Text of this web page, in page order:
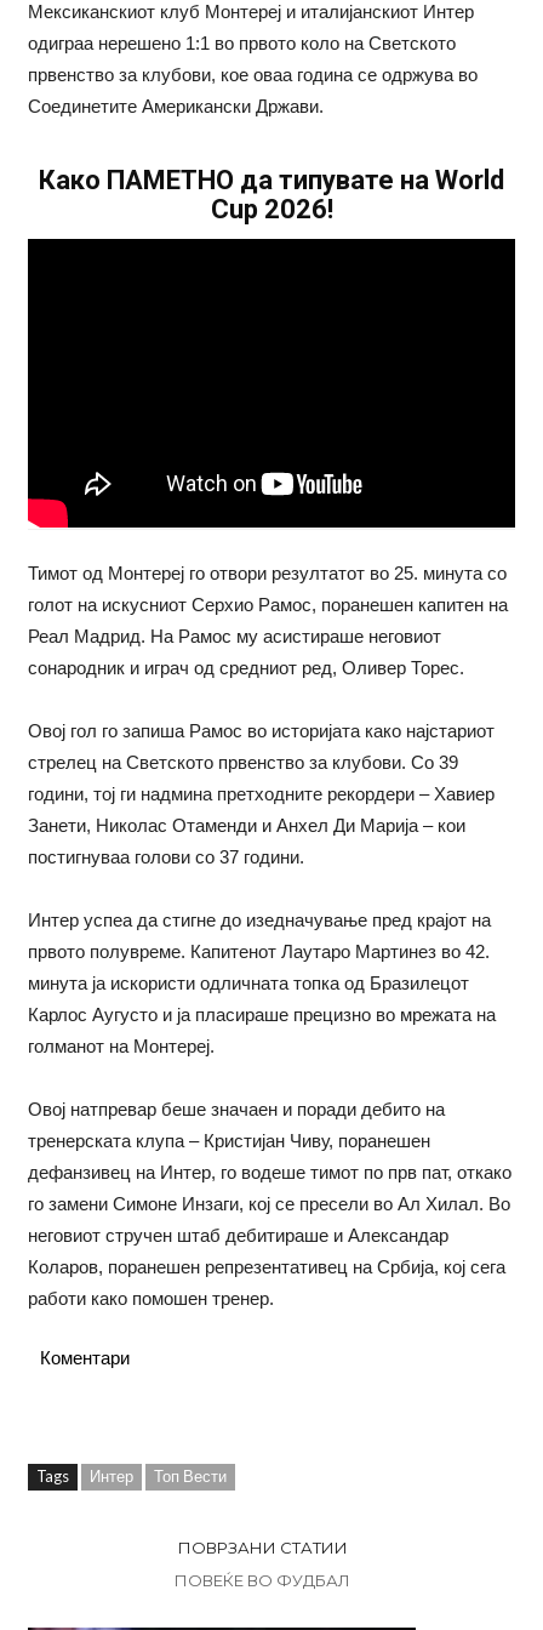
Мексиканскиот клуб Монтереј и италијанскиот Интер
одиграа нерешено 1:1 во првото коло на Светското
првенство за клубови, кое оваа година се одржува во
Соединетите Американски Држави.
Како ПАМЕТНО да типувате на World
Cup 2026!
Тимот од Монтереј го отвори резултатот во 25. минута со
голот на искусниот Серхио Рамос, поранешен капитен на
Реал Мадрид. На Рамос му асистираше неговиот
сонародник и играч од средниот ред, Оливер Торес.
Овој гол го запиша Рамос во историјата како најстариот
стрелец на Светското првенство за клубови. Со 39
години, тој ги надмина претходните рекордери – Хавиер
Занети, Николас Отаменди и Анхел Ди Марија – кои
постигнуваа голови со 37 години.
Интер успеа да стигне до изедначување пред крајот на
првото полувреме. Капитенот Лаутаро Мартинез во 42.
минута ја искористи одличната топка од Бразилецот
Карлос Аугусто и ја пласираше прецизно во мрежата на
голманот на Монтереј.
Овој натпревар беше значаен и поради дебито на
тренерската клупа – Кристијан Чиву, поранешен
дефанзивец на Интер, го водеше тимот по прв пат, откако
го замени Симоне Инзаги, кој се пресели во Ал Хилал. Во
неговиот стручен штаб дебитираше и Александaр
Коларов, поранешен репрезентативец на Србија, кој сега
работи како помошен тренер.
Коментари
Tags Интер Топ Вести
ПОВРЗАНИ СТАТИИ
ПОВЕЌЕ ВО ФУДБАЛ